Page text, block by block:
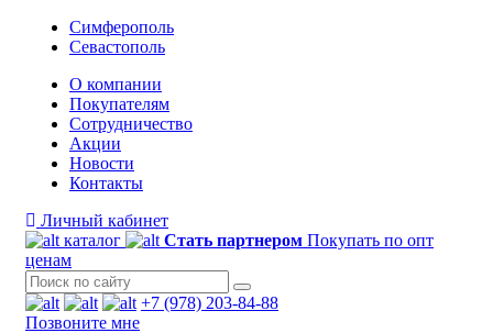
Симферополь
Севастополь
О компании
Покупателям
Сотрудничество
Акции
Новости
Контакты
Личный кабинет
каталог
Стать партнером Покупать по опт
ценам
+7 (978) 203-84-88
Позвоните мне